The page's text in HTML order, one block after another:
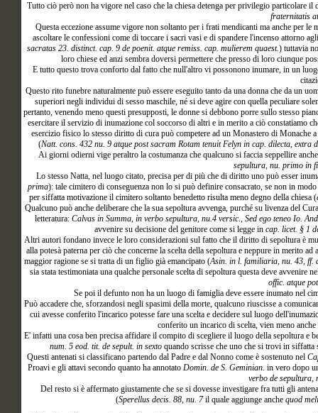
Tuttociò però non ha vigore nel caso che la chiesa detenga per privilegio particolare
fraternitatis
Questa eccezione assume vigore non soltanto per i frati mendicanti ma anche per
ascoltare le confessioni come di toccare i sacri vasi e di spandere l'incenso attorno
sacratas 23. distinct. cap. 9 de poenit. atque remiss. cap. mulierem quaest.) tuttavia
loro chiese ed anzi sembra doversi permettere che presso di loro ciunque
E tutto questo trova conforto dal fatto che null'altro vi possonono inumare, in un
Questo rito funebre naturalmente può essere eseguito tanto da una donna che da un
superiori negli individui di sesso maschile, né si deve agire con quella peculiare
pertanto, venendo meno questi presupposti, le donne si debbono porre sullo stesso
esercitare il servizio di inumazione col soccorso di altri e in merito a ciò constatiamo
esercizio fisico lo stesso diritto di cura può competere ad un Monastero di Monache
(Natt. cons. 432 nu. 9 atque post sacram Rotam tenuit Felyn in cap. dilecta,
Ai giorni odierni vige peraltro la costumanza che qualcuno si faccia seppellire
sepultura, nu. primo in
Lo stesso Natta, nel luogo citato, precisa per di più che di diritto uno può esser
prima): tale cimitero di conseguenza non lo si può definire consacrato, se non in
per siffatta motivazione il cimitero soltanto benedetto risulta meno degno della chiesa (
Qualcuno può anche deliberare che la sua sepoltura avvenga, purché su livenza del
letteratura: Calvas in Summa, in verbo sepultura, nu.4 versic., Sed ego teneo Io.
avvenire su decisione del genitore come si legge in cap. licet. § 1
Altri autori fondano invece le loro considerazioni sul fatto che il diritto di sepoltura è
alla potesà paterna per ciò che concerne la scelta della sepoltura e neppure in merito
maggior ragione se si tratta di un figlio già emancipato (Asin. in l. familiaria, nu. 43, ff.
sia stata testimoniata una qualche personale scelta di sepoltura questa deve avvenire
offic. atque
Se poi il defunto non ha un luogo di famiglia deve essere inumato nel
Può accadere che, sforzandosi negli spasimi della morte, qualcuno riuscisse a
cui avesse conferito l'incarico potesse fare una scelta e decidere sul luogo
conferito un incarico di scelta, vien meno
E' infatti una cosa ben precisa affidare il compito di scegliere il luogo della sepoltura
num. 5 eod. tit. de sepult. in sexto quando scrisse che uno che si trovi in siffatta
Questi antenati si classificano partendo dal Padre e dal Nonno come è sostenuto nel
Proavi e gli attavi secondo quanto ha annotato Domin. de S. Geminian. in vero dopo
verbo de sepultura,
Del resto si è affermato giustamente che se si dovesse investigare fra tutti gli
(Sperellus decis. 88, nu. 7il quale aggiunge anche quod